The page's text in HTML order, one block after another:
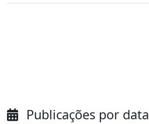
Publicações por data